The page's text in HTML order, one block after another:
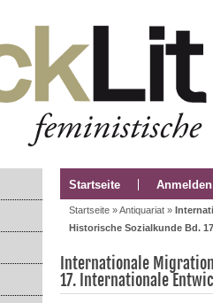
Startseite Anmelden
Startseite »Antiquariat »
Historische Sozialkunde Bd.
Internationale
17. Internationale